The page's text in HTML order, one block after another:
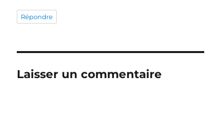
Répondre
Laisser un commentaire